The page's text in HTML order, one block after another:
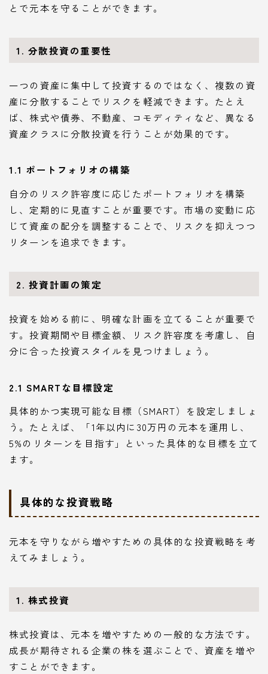
とで元本を守ることができます。
1. 分散投資の重要性
一つの資産に集中して投資するのではなく、複数の資
産に分散することでリスクを軽減できます。たとえ
ば、株式や債券、不動産、コモディティなど、異なる
資産クラスに分散投資を行うことが効果的です。
1.1 ポートフォリオの構築
自分のリスク許容度に応じたポートフォリオを構築
し、定期的に見直すことが重要です。市場の変動に応
じて資産の配分を調整することで、リスクを抑えつつ
リターンを追求できます。
2. 投資計画の策定
投資を始める前に、明確な計画を立てることが重要で
す。投資期間や目標金額、リスク許容度を考慮し、自
分に合った投資スタイルを見つけましょう。
2.1 SMARTな目標設定
具体的かつ実現可能な目標（SMART）を設定しましょ
う。たとえば、「1年以内に30万円の元本を運用し、
5%のリターンを目指す」といった具体的な目標を立て
ます。
具体的な投資戦略
元本を守りながら増やすための具体的な投資戦略を考
えてみましょう。
1. 株式投資
株式投資は、元本を増やすための一般的な方法です。
成長が期待される企業の株を選ぶことで、資産を増や
すことができます。